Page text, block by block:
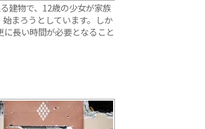
建物で、12歳の少女が家族
まろうとしています。しか
長い時間が必要となること